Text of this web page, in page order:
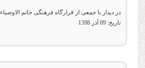
در دیدار با جمعی از قرارگاه فرهنگی خاتم الاوصیاء
تاریخ: 09 آذر 1398